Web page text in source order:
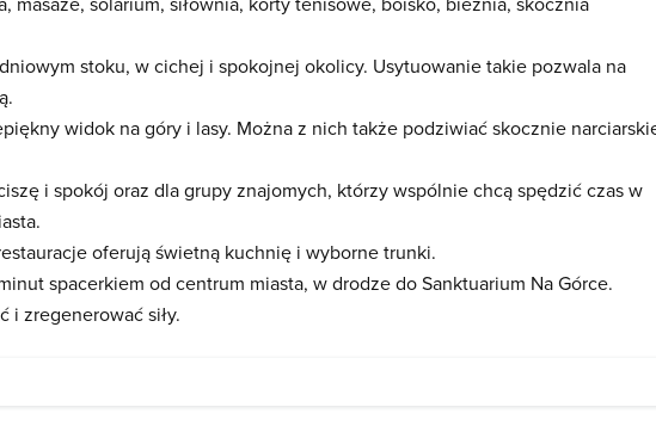
stoku, w cichej i spokojnej okolicy. Usytuowanie takie pozwala na
widok na góry i lasy. Można z nich także podziwiać skocznie
i spokój oraz dla grupy znajomych, którzy wspólnie chcą spędzić czas w
oferują świetną kuchnię i wyborne trunki.
spacerkiem od centrum miasta, w drodze do Sanktuarium Na Górce.
i zregenerować siły.